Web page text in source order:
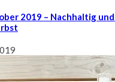
2019 – Nachhaltig